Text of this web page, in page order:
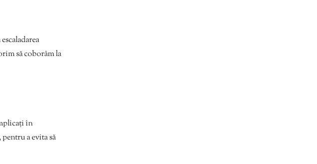
să coborâm la
în
a evita să